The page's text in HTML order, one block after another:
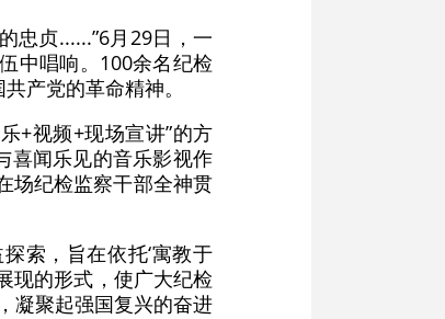
忠贞......”6月29日，一
中唱响。100余名纪检
产党的革命精神。
+视频+现场宣讲”的方
喜闻乐见的音乐影视作
场纪检监察干部全神贯
索，旨在依托‘寓教于
现的形式，使广大纪检
凝聚起强国复兴的奋进